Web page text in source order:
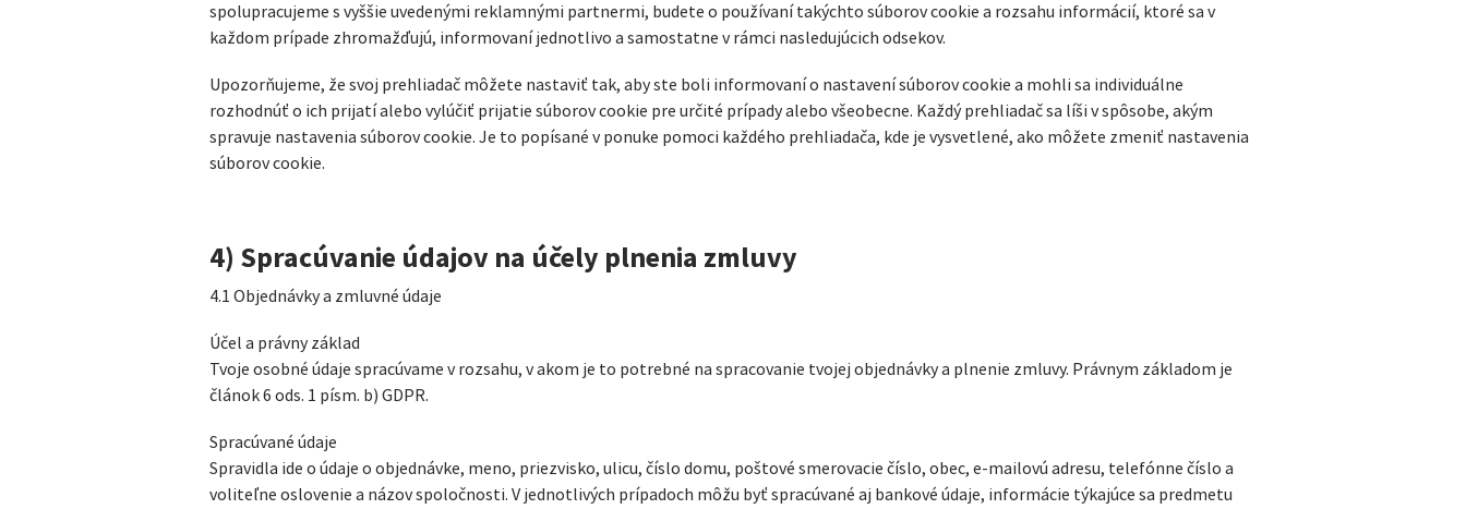
spolupracujeme s vyššie uvedenými reklamnými partnermi, budete o používaní takýchto súborov cookie a rozsahu informácií, ktoré sa v
každom prípade zhromažďujú, informovaní jednotlivo a samostatne v rámci nasledujúcich odsekov.
Upozorňujeme, že svoj prehliadač môžete nastaviť tak, aby ste boli informovaní o nastavení súborov cookie a mohli sa individuálne
rozhodnúť o ich prijatí alebo vylúčiť prijatie súborov cookie pre určité prípady alebo všeobecne. Každý prehliadač sa líši v spôsobe, akým
spravuje nastavenia súborov cookie. Je to popísané v ponuke pomoci každého prehliadača, kde je vysvetlené, ako môžete zmeniť nastavenia
súborov cookie.
4) Spracúvanie údajov na účely plnenia zmluvy
4.1 Objednávky a zmluvné údaje
Účel a právny základ
Tvoje osobné údaje spracúvame v rozsahu, v akom je to potrebné na spracovanie tvojej objednávky a plnenie zmluvy. Právnym základom je
článok 6 ods. 1 písm. b) GDPR.
Spracúvané údaje
Spravidla ide o údaje o objednávke, meno, priezvisko, ulicu, číslo domu, poštové smerovacie číslo, obec, e-mailovú adresu, telefónne číslo a
voliteľne oslovenie a názov spoločnosti. V jednotlivých prípadoch môžu byť spracúvané aj bankové údaje, informácie týkajúce sa predmetu